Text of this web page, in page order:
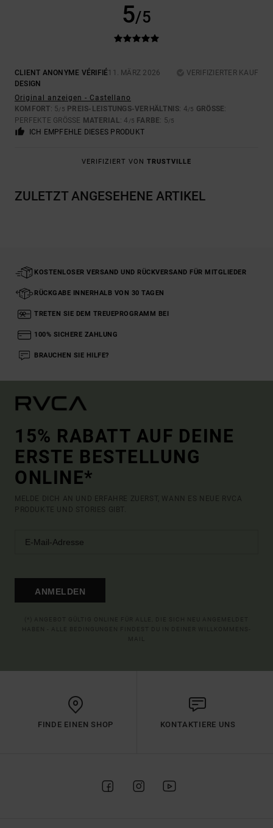
5/5
CLIENT ANONYME VÉRIFIÉ11. MÄRZ 2026
VERIFIZIERTER KAUF
DESIGN
Original anzeigen - Castellano
KOMFORT: 5/5 PREIS-LEISTUNGS-VERHÄLTNIS: 4/5 GRÖSSE :
PERFEKTE GRÖSSE MATERIAL: 4 /5 FARBE: 5/5
ICH EMPFEHLE DIESES PRODUKT
VERIFIZIERT VON TRUSTVILLE
ZULETZT ANGESEHENE ARTIKEL
KOSTENLOSER VERSAND UND RÜCKVERSAND FÜR MITGLIEDER
RÜCKGABE INNERHALB VON 30 TAGEN
TRETEN SIE DEM TREUEPROGRAMM BEI
100% SICHERE ZAHLUNG
BRAUCHEN SIE HILFE?
15% RABATT AUF DEINE
ERSTE BESTELLUNG
ONLINE*
MELDE DICH AN UND ERFAHRE ZUERST, WANN ES NEUE RVCA
PRODUKTE UND STORIES GIBT.
ANMELDEN
FINDE EINEN SHOP KONTAKTIERE UNS